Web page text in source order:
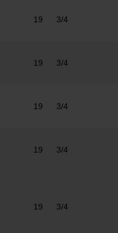
19 3/4
19 3/4
19 3/4
19 3/4
19 3/4